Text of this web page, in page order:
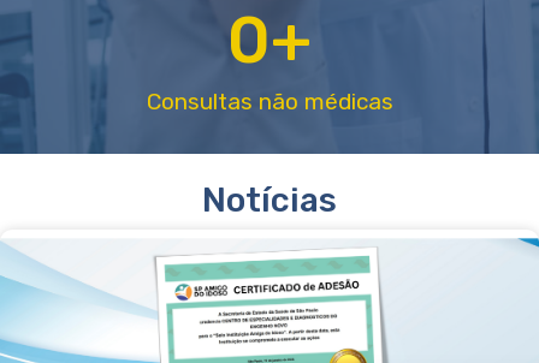
0+
Consultas não médicas
Notícias